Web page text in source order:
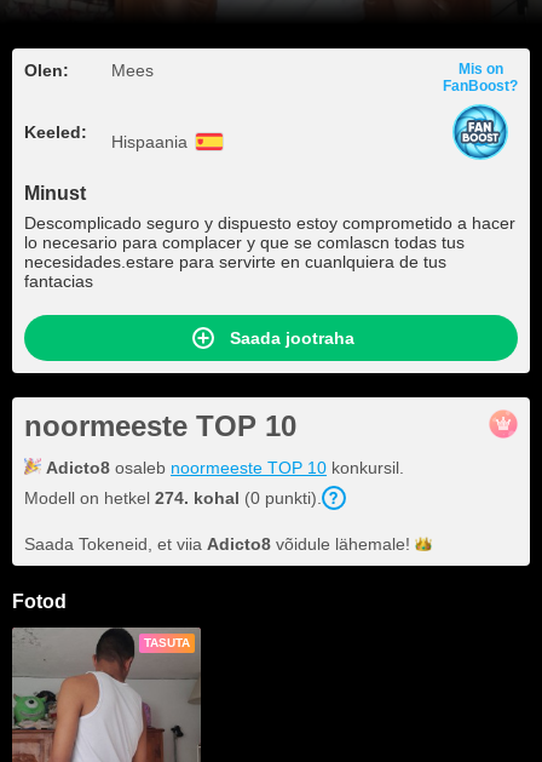
Olen: Mees
Keeled: Hispaania
Mis on
FanBoost?
Minust
Descomplicado seguro y dispuesto estoy comprometido a hacer
lo necesario para complacer y que se comlascn todas tus
necesidades.estare para servirte en cuanlquiera de tus
fantacias
Saada jootraha
noormeeste TOP 10
Adicto8 osaleb noormeeste TOP 10 konkursil.
Modell on hetkel 274. kohal (0 punkti).
Saada Tokeneid, et viia Adicto8 võidule lähemale!
Fotod
TASUTA